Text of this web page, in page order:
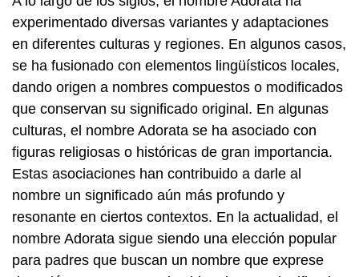
experimentado diversas variantes y adaptaciones
en diferentes culturas y regiones. En algunos casos,
se ha fusionado con elementos lingüísticos locales,
dando origen a nombres compuestos o modificados
que conservan su significado original. En algunas
culturas, el nombre Adorata se ha asociado con
figuras religiosas o históricas de gran importancia.
Estas asociaciones han contribuido a darle al
nombre un significado aún más profundo y
resonante en ciertos contextos. En la actualidad, el
nombre Adorata sigue siendo una elección popular
para padres que buscan un nombre que exprese